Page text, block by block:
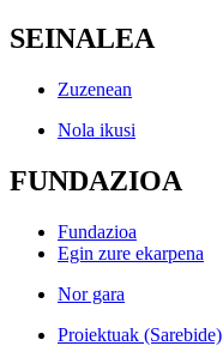
SEINALEA
Zuzenean
Nola ikusi
FUNDAZIOA
Fundazioa
Egin zure ekarpena
Nor gara
Proiektuak (Sarebide)